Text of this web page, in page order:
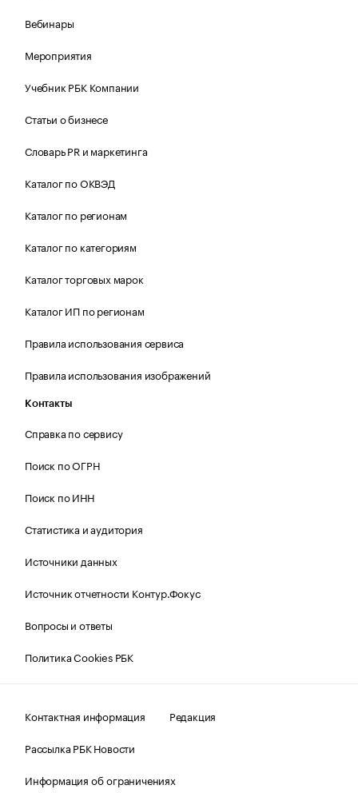
Вебинары
Мероприятия
Учебник РБК Компании
Статьи о бизнесе
Словарь PR и маркетинга
Каталог по ОКВЭД
Каталог по регионам
Каталог по категориям
Каталог торговых марок
Каталог ИП по регионам
Правила использования сервиса
Правила использования изображений
Контакты
Справка по сервису
Поиск по ОГРН
Поиск по ИНН
Статистика и аудитория
Источники данных
Источник отчетности Контур.Фокус
Вопросы и ответы
Политика Cookies РБК
Контактная информация
Редакция
Рассылка РБК Новости
Информация об ограничениях